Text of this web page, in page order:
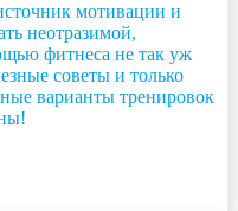
мотивации и
неотразимой,
фитнеса не так уж
советы и только
варианты тренировок